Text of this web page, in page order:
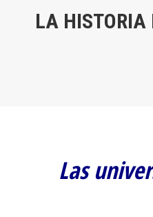
LA HISTORIA
Las